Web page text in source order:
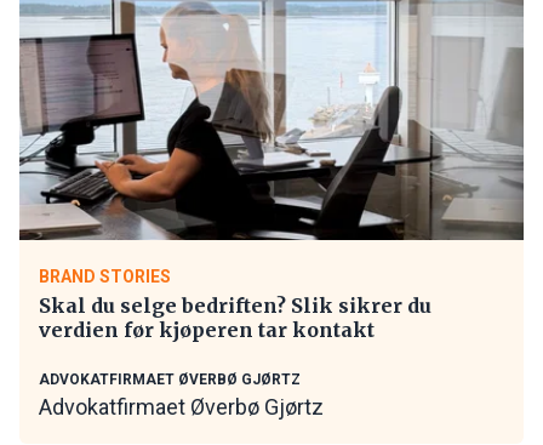
BRAND STORIES
Skal du selge bedriften? Slik sikrer du
verdien før kjøperen tar kontakt
ADVOKATFIRMAET ØVERBØ GJØRTZ
Advokatfirmaet Øverbø Gjørtz